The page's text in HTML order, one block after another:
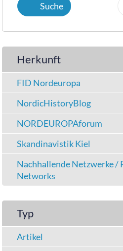
Herkunft
FID Nordeuropa
NordicHistoryBlog
NORDEUROPAforum
Skandinavistik Kiel
Nachhallende Netzwerke /
Networks
Typ
Artikel